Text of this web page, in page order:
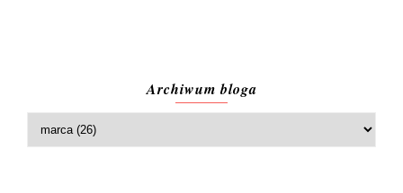
Archiwum bloga